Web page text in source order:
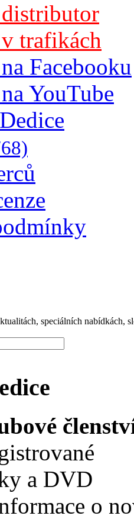
trafikách
Facebooku
YouTube
speciálních nabídkách,
a DVD
o